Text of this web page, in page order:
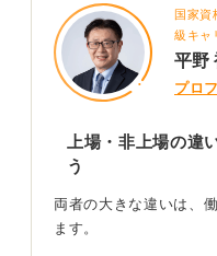
国家資
級キャ
平野
プロ
上場・非上場の違
う
両者の大きな違いは、
ます。